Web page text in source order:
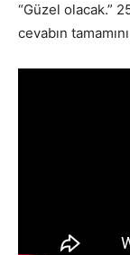
“Güzel olacak.”
cevabın